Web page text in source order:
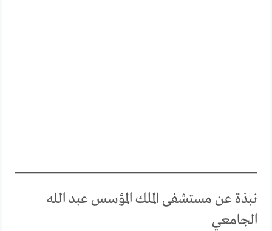
نبذة عن مستشفى الملك المؤسس عبد الله
الجامعي